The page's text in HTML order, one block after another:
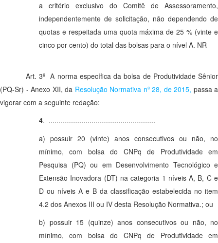
a critério exclusivo do Comitê de Assessoramento,
independentemente de solicitação, não dependendo de
quotas e respeitada uma quota máxima de 25 % (vinte e
cinco por cento) do total das bolsas para o nível A. NR
Art. 3º A norma específica da bolsa de Produtividade Sênior
(PQ-Sr) - Anexo XII, da Resolução Normativa nº 28, de 2015, passa a
vigorar com a seguinte redação:
4. .......................................................
a) possuir 20 (vinte) anos consecutivos ou não, no
mínimo, com bolsa do CNPq de Produtividade em
Pesquisa (PQ) ou em Desenvolvimento Tecnológico e
Extensão Inovadora (DT) na categoria 1 níveis A, B, C e
D ou níveis A e B da classificação estabelecida no item
4.2 dos Anexos III ou IV desta Resolução Normativa.; ou
b) possuir 15 (quinze) anos consecutivos ou não, no
mínimo, com bolsa do CNPq de Produtividade em